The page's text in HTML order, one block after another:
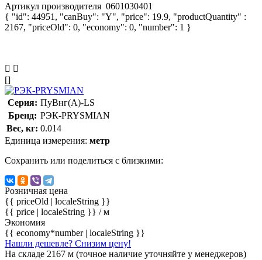
Артикул производителя 0601030401
{ "id": 44951, "canBuy": "Y", "price": 19.9, "productQuantity" :
2167, "priceOld": 0, "economy": 0, "number": 1 }
[]
Серия: ПуВнг(А)-LS
Бренд: РЭК-PRYSMIAN
Вес, кг: 0.014
Единица измерения: метр
Сохранить или поделиться с близкими:
Розничная цена
{{ priceOld | localeString }}
{{ price | localeString }} / м
Экономия
{{ economy*number | localeString }}
Нашли дешевле? Снизим цену!
На складе 2167 м (точное наличие уточняйте у менеджеров)